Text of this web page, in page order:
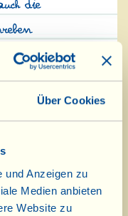
Über Cookies
und Anzeigen zu
Medien anbieten
Website zu
die
die
Bollicine,
Chiassaie,
Cuvée